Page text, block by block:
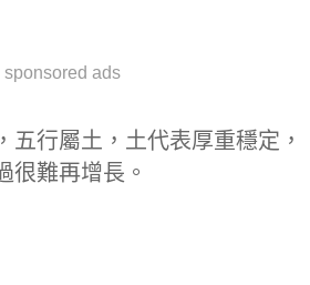
sponsored ads
五行屬土，土代表厚重穩定，
很難再增長。